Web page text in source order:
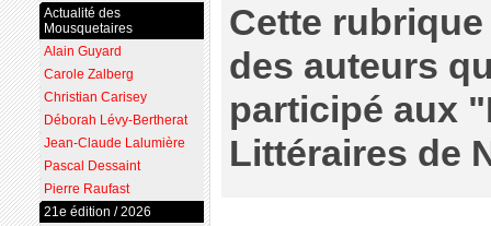
Cette
des auteurs
participé aux
Littéraires de
Actualité des
Mousquetaires
Alain Guyard
Carole Zalberg
Christian Carisey
Déborah Lévy-Bertherat
Jean-Claude Lalumière
Pascal Dessaint
Pierre Raufast
21e édition / 2026